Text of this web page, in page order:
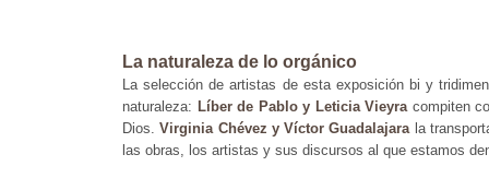
La naturaleza de lo orgánico
La selección de artistas de esta exposición bi y
naturaleza: Líber de Pablo y Leticia Vieyracompiten
Dios.Virginia Chévez y Víctor Guadalajarala
las obras, los artistas y sus discursos al que estamos